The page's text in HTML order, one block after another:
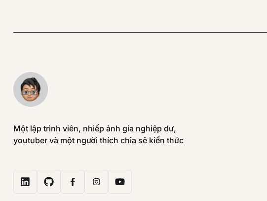
Một lập trình viên, nhiếp ảnh gia nghiệp dư,
youtuber và một người thích chia sẽ kiến thức